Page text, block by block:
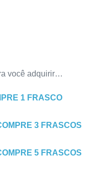
você adquirir…
1 FRASCO
3 FRASCOS
5 FRASCOS